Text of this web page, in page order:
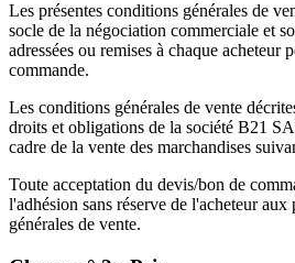
Les présentes conditions générales de
socle de la négociation commerciale et
adressées ou remises à chaque acheteur
commande.
Les conditions générales de vente
droits et obligations de la société B21
cadre de la vente des marchandises
Toute acceptation du devis/bon de
l'adhésion sans réserve de l'acheteur aux
générales de vente.